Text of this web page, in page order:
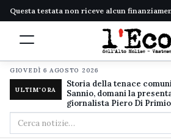
Questa testata non riceve alcun
GIOVEDÌ 6 AGOSTO 2026
ULTIM'ORA
Storia della tenace
Sannio, domani la
giornalista Piero Di Primio
Cerca
nel